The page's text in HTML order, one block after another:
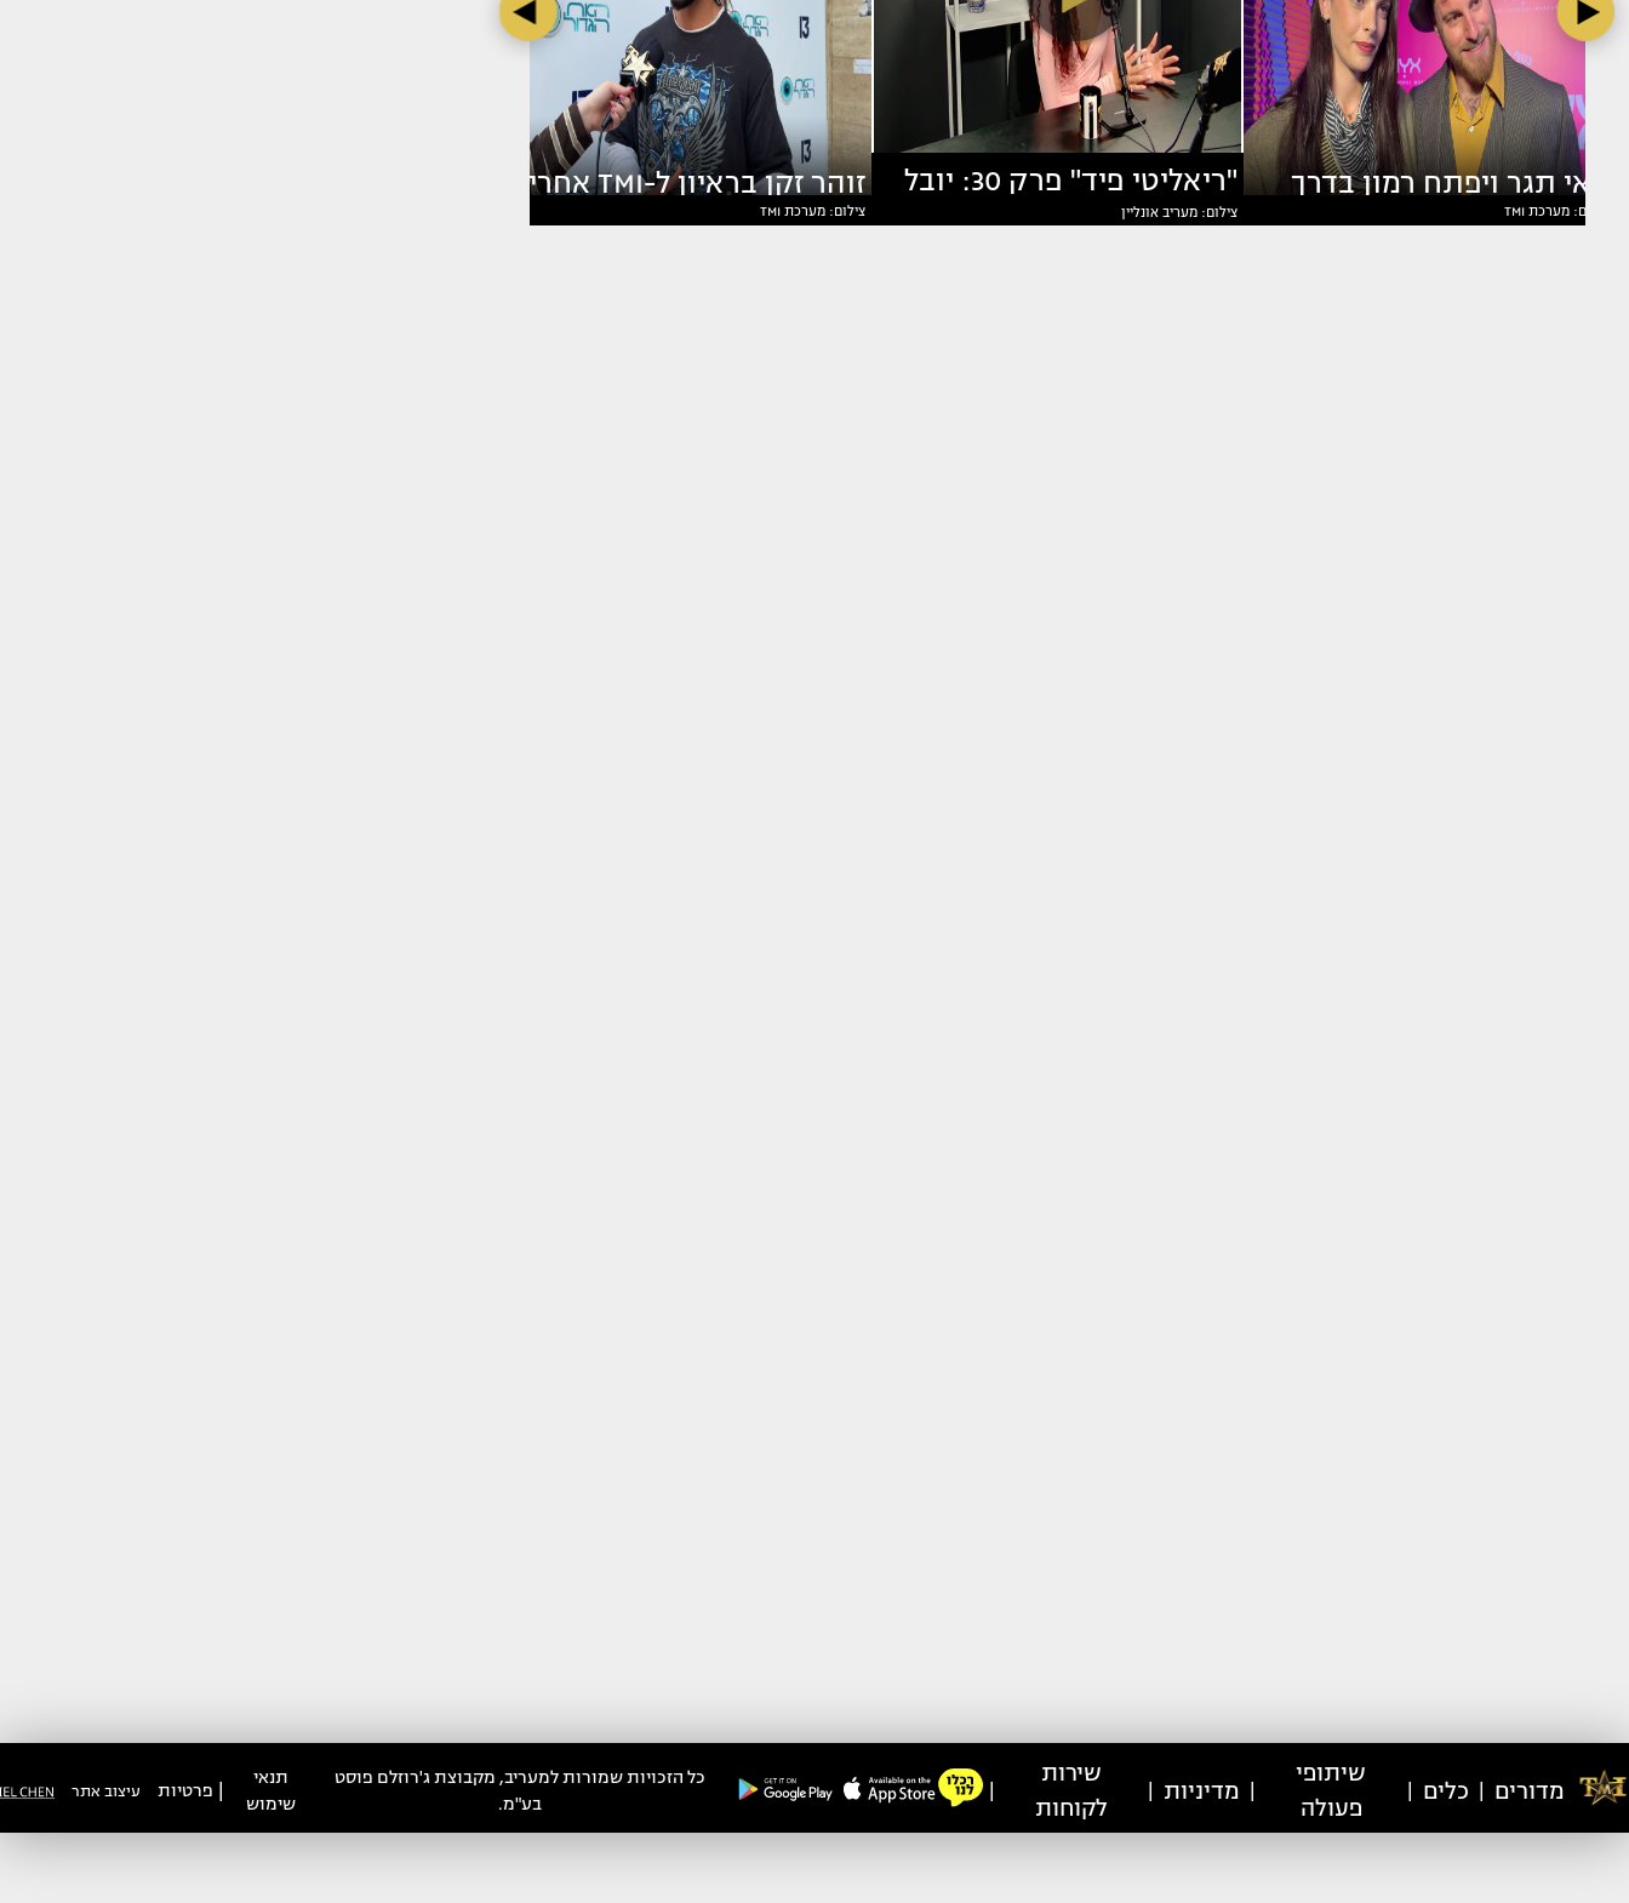
זוהר זקן בראיון ל-TMI אחרי
ההדחה
צילום: מערכת TMI
"ריאליטי פיד" פרק 30: יובל
בוצ'ן מדברת על הכל
צילום: מעריב אונליין
מאי תגר ויפתח רמון בדרך
לשלב הבא?
צילום: מערכת TMI
מדורים כלים
שיתופי
פעולה
מדיניות
שירות
לקוחות
כל הזכויות שמורות למעריב, מקבוצת ג'רוזלם פוסט
בע"מ.
תנאי
שימוש
פרטיות עיצוב אתר